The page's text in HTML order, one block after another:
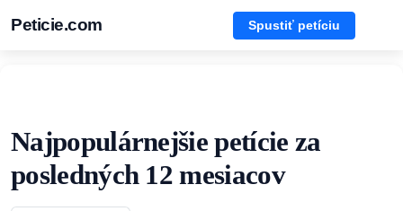
Peticie.com Spustiť petíciu
Najpopulárnejšie petície za
posledných 12 mesiacov